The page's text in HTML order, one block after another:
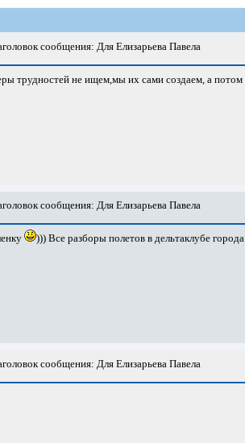
сообщения: Для Елизарьева Павела
трудностей не ищем,мы их сами создаем, а потом
сообщения: Для Елизарьева Павела
))) Все разборы полетов в дельтаклубе
сообщения: Для Елизарьева Павела